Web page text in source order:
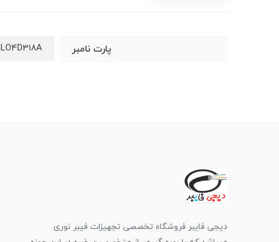
پارت نامبر LO4D318A
دیجی فایبر فروشگاه تخصصی تجهیزات فیبر نوری